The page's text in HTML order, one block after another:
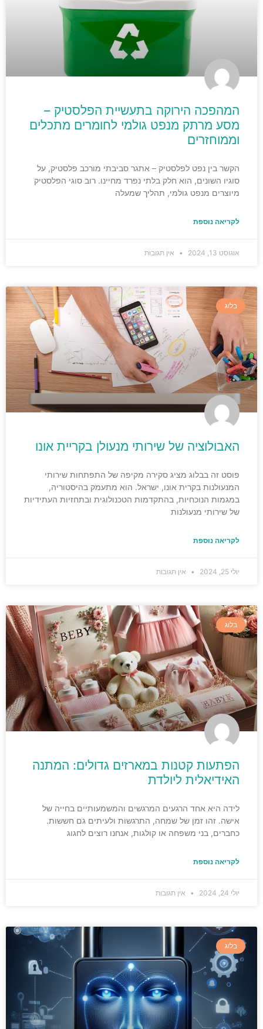
המהפכה הירוקה בתעשיית הפלסטיק –
מסע מרתק מנפט גולמי לחומרים מתכלים
וממוחזרים
הקשר בין נפט לפלסטיק – אתגר סביבתי מורכב פלסטיק, על
סוגיו השונים, הוא חלק בלתי נפרד מחיינו. רוב סוגי הפלסטיק
מיוצרים מנפט גולמי, תהליך שמעלה
לקריאה נוספת
אוגוסט 13, 2024 אין תגובות
בלוג
האבולוציה של שירותי מנעולן בקריית אונו
פוסט זה בבלוג מציג סקירה מקיפה של התפתחות שירותי
המנעולנות בקרית אונו, ישראל. הוא מתעמק בהיסטוריה,
במגמות הנוכחיות, בהתקדמות הטכנולוגית ובתחזיות העתידיות
של שירותי מנעולנות
לקריאה נוספת
יולי 25, 2024 אין תגובות
בלוג
הפתעות קטנות במארזים גדולים: המתנה
האידיאלית ליולדת
לידה היא אחד הרגעים המרגשים והמשמעותיים בחייה של
אישה. זהו זמן של שמחה, התרגשות ולעיתים גם חששות.
כחברים, בני משפחה או קולגות, אנחנו רוצים לחגוג
לקריאה נוספת
יולי 24, 2024 אין תגובות
בלוג